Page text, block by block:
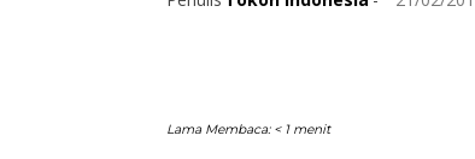
Lama Membaca: < 1 menit